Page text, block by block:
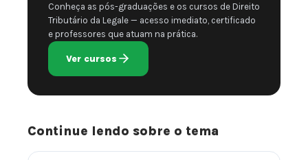
Conheça as pós-graduações e os cursos de Direito
Tributário da Legale — acesso imediato, certificado
e professores que atuam na prática.
Ver cursos
Continue lendo sobre o tema